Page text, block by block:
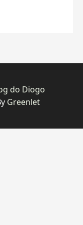
do Diogo
Greenlet